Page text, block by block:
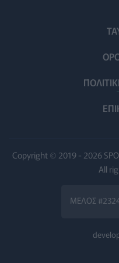
σοβαρής εγκεφαλικής
ΗΠΑ: Μεγάλη τράπεζα
τον χρόνο για φάρμακα
07/08/
ΥΓΕΊΑ 07/08/2026 - 11:57
Γλοιοβλάστωμα: Νέο
αποτελεσματική
Copyright © 2019 - 2026
All
ΜΕΛΟΣ